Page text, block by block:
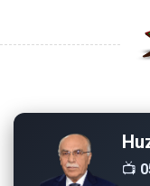
Copyright © 2008
Sitemizdeki
hazırlanmıştır.
📺